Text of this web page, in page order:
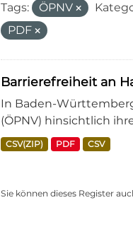
Tags: ÖPNV
PDF
Barrierefreiheit an
In Baden-
(ÖPNV) hinsichtlich
CSV(ZIP) PDF CSV
Sie können dieses Register